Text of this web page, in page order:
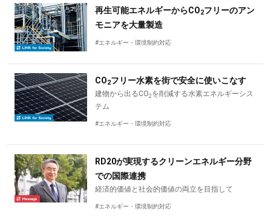
再生可能エネルギーからCO2フリーのアン
モニアを大量製造
#エネルギー・環境制約対応
CO2フリー水素を街で安全に使いこなす
建物から出るCO2 を削減する水素エネルギーシス
テム
#エネルギー・環境制約対応
RD20が実現するクリーンエネルギー分野
での国際連携
経済的価値と社会的価値の両立を目指して
#エネルギー・環境制約対応